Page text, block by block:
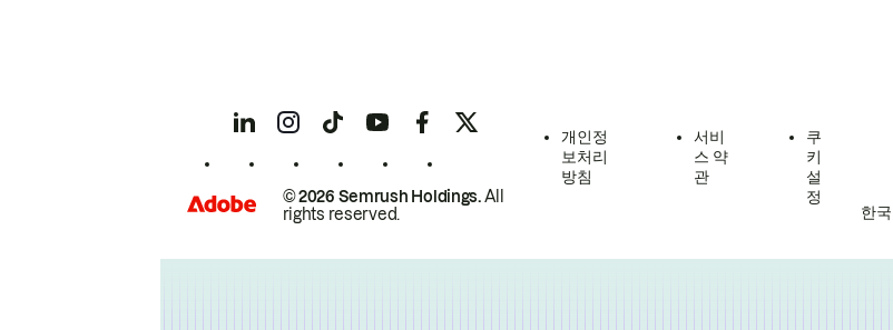
© 2026 Semrush Holdings.All
rights reserved.
개인정
보처리
방침
서비
스 약
관
쿠
키
설
정
한